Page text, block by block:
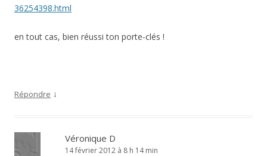
36254398.html
en tout cas, bien réussi ton porte-clés !
Répondre ↓
Véronique D
14 février 2012 à 8 h 14 min